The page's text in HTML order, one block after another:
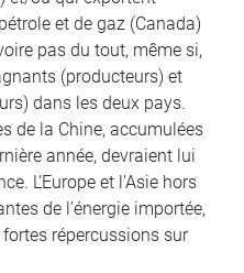
et de gaz (Canada)
pas du tout, même si,
(producteurs) et
dans les deux pays.
de la Chine, accumulées
année, devraient lui
L’Europe et l’Asie hors
de l’énergie importée,
répercussions sur